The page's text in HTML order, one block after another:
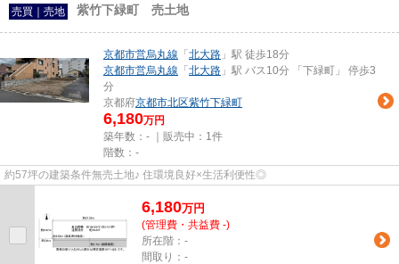
売買｜売地 紫竹下緑町 売土地
京都市営烏丸線 「 北大路 」駅 徒歩18分
京都市営烏丸線 「 北大路 」駅 バス10分 「下緑町」 停歩3
分
京都府京都市北区紫竹下緑町
6,180万円
築年数：- ｜販売中： 1件
階数：-
約57坪の建築条件無売土地♪ 住環境良好×生活利便性◎
6,180万円
(管理費・共益費 -)
所在階：-
間取り：-